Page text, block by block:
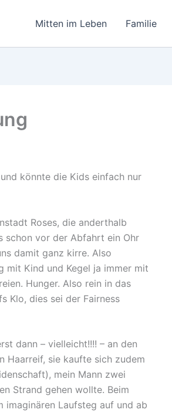
Mitten im Leben Familie
könnte die Kids einfach nur
Roses, die anderthalb
schon vor der Abfahrt ein Ohr
damit ganz kirre. Also
mit Kind und Kegel ja immer mit
Hunger. Also rein in das
Klo, dies sei der Fairness
dann – vielleicht!!!! – an den
Haarreif, sie kaufte sich zudem
mein Mann zwei
Strand gehen wollte. Beim
imaginären Laufsteg auf und ab